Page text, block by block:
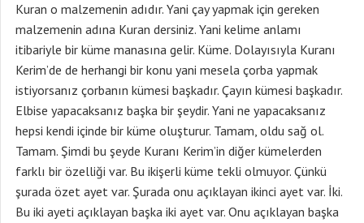
Kuran o malzemenin adıdır. Yani çay yapmak için gereken
malzemenin adına Kuran dersiniz. Yani kelime anlamı
itibariyle bir küme manasına gelir. Küme. Dolayısıyla Kuranı
Kerim’de de herhangi bir konu yani mesela çorba yapmak
istiyorsanız çorbanın kümesi başkadır. Çayın kümesi başkadır.
Elbise yapacaksanız başka bir şeydir. Yani ne yapacaksanız
hepsi kendi içinde bir küme oluşturur. Tamam, oldu sağ ol.
Tamam. Şimdi bu şeyde Kuranı Kerim’in diğer kümelerden
farklı bir özelliği var. Bu ikişerli küme tekli olmuyor. Çünkü
şurada özet ayet var. Şurada onu açıklayan ikinci ayet var. İki.
Bu iki ayeti açıklayan başka iki ayet var. Onu açıklayan başka